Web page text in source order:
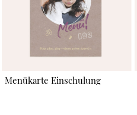
Menükarte Einschulung